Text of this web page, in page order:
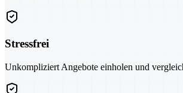
Stressfrei
Unkompliziert Angebote einholen und